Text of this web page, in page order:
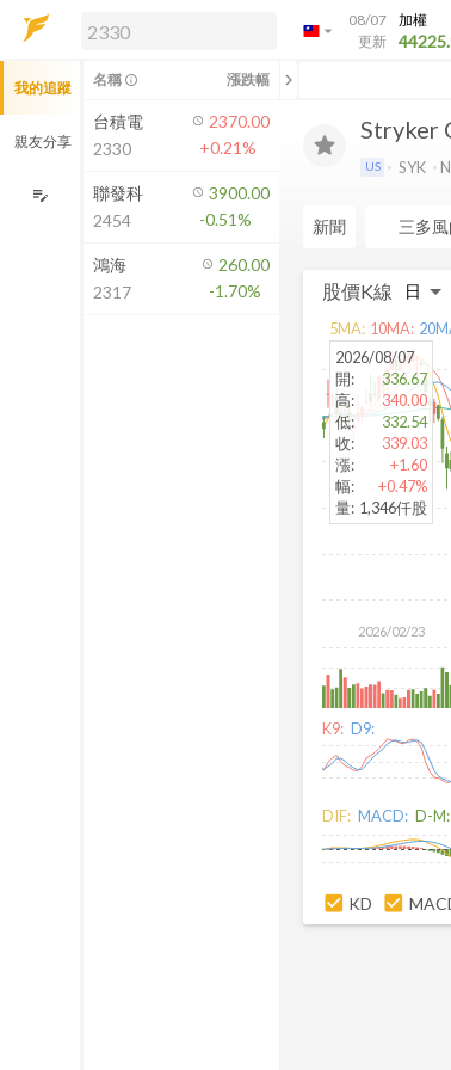
arrow_drop_down
08/07
更新
加權
解鎖即時行情及進階功能
方案」，即可解鎖以下功能：
即時行情
即時市況與排行
成交金額熱力圖
前往方案訂閱
如何綁定合作券商
Stryker
US SYK
新聞 三多
股價K線
2026/02/23
2026/08/07
開:
336.67
高:
340.00
低:
332.54
收:
339.03
漲:
+1.60
幅:
+0.47%
量: 1,346仟股
5MA: 10MA: 20
K9: D9:
DIF: MACD: D-M:
KD
我的追蹤
親友分享
edit_note
名稱 info_outline 漲跌幅 chevron_left
台積電
2330
2370.00
+0.21%
聯發科
2454
3900.00
-0.51%
鴻海
2317
260.00
-1.70%